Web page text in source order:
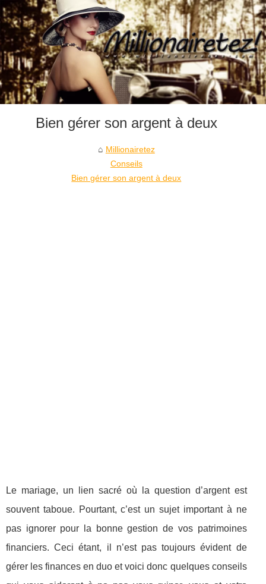
Bien gérer son argent à deux
Millionairetez
Conseils
Bien gérer son argent à deux
Le mariage, un lien sacré où la question d’argent est
souvent taboue. Pourtant, c’est un sujet important à ne
pas ignorer pour la bonne gestion de vos patrimoines
financiers. Ceci étant, il n’est pas toujours évident de
gérer les finances en duo et voici donc quelques conseils